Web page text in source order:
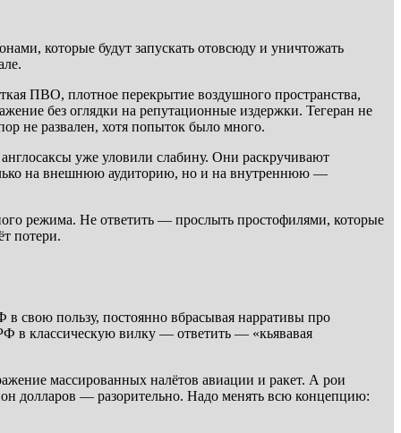
которые будут запускать отовсюду и уничтожать
ПВО, плотное перекрытие воздушного пространства,
без оглядки на репутационные издержки. Тегеран не
не развален, хотя попыток было много.
уже уловили слабину. Они раскручивают
на внешнюю аудиторию, но и на внутреннюю —
режима. Не ответить — прослыть простофилями, которые
потери.
свою пользу, постоянно вбрасывая нарративы про
в классическую вилку — ответить — «кьявавая
массированных налётов авиации и ракет. А рои
долларов — разорительно. Надо менять всю концепцию: